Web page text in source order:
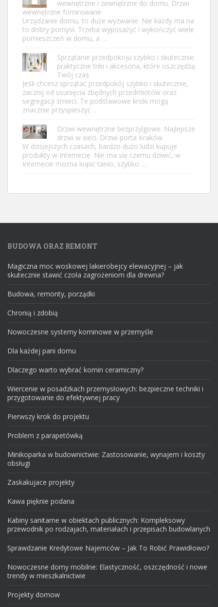
wewnętrzne i zewnętrzne do domu. Drzwi
wewnętrzne fornirowane
Urządzanie domu, to duże wyzwanie. Nie każdy ma na
to dobry pomysł. Trzeba wyposażyć i wykończyć wiele
pomieszczeń w domu, a …
Sprzątanie przedpokoju szybko i skutecznie:
praktyczne triki i akcesoria, które oszczędzą
Twój czas
Jeśli chcesz sprzątać przedpokój szybko i skutecznie,
zacznij od usunięcia zbędnych przedmiotów oraz
segregacji śmieci. Te podstawowe kroki mogą
znacznie przyspieszyć …
Drzwi wewnętrzne bezprzylgowe. Najlepsze
drzwi w sieci. Drzwi porta Kraków
W dzisiejszych czasach, bardzo dużo ludzi kupuje
produkty w Internecie. Nie ma się czemu dziwić, w
Internecie można kupić tanio, szybko …
BUDOWA ORAZ REMONT
Magiczna moc woskowej lakierobejcy elewacyjnej – jak
skutecznie stawić czoła zagrożeniom dla drewna?
Budowa, remonty, porządki
Chronią i zdobią
Nowoczesne systemy kominowe w przemyśle
Dla każdej pani domu
Dlaczego warto wybrać komin ceramiczny?
Wiercenie w posadzkach przemysłowych: bezpieczne techniki i
przygotowanie do efektywnej pracy
Pierwszy krok do projektu
Problem z parapetówką
Minikoparka w budownictwie: Zastosowanie, wynajem i koszty
obsługi
Zaskakujace projekty
Kawa pięknie podana
Kabiny sanitarne w obiektach publicznych: Kompleksowy
przewodnik po rodzajach, materiałach i przepisach budowlanych
Sprawdzanie Kredytowe Najemców – Jak To Robić Prawidłowo?
Nowoczesne domy mobilne: Elastyczność, oszczędność i nowe
trendy w mieszkalnictwie
Projekty domow